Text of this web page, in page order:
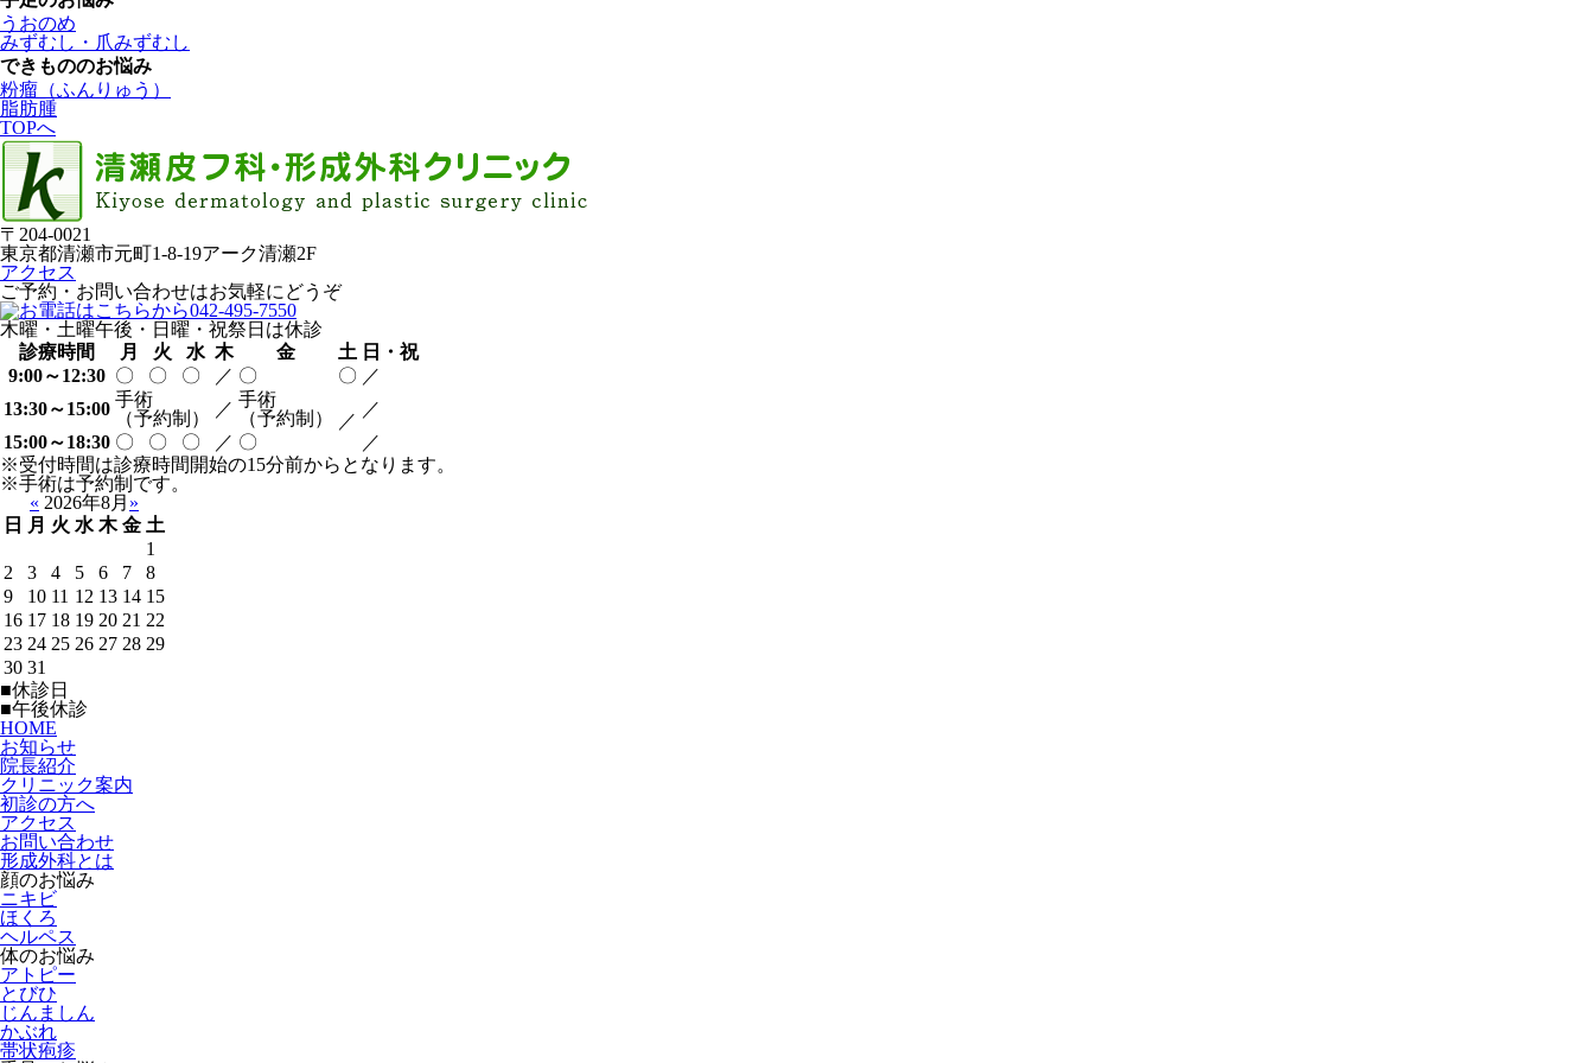
うおのめ
みずむし・爪みずむし
できもののお悩み
粉瘤（ふんりゅう）
脂肪腫
TOPへ
〒204-0021
東京都清瀬市元町1-8-19アーク清瀬2F
アクセス
ご予約・お問い合わせはお気軽にどうぞ
木曜・土曜午後・日曜・祝祭日は休診
診療時間
月 火 水 木 金 土 日・祝
9:00～12:30 〇 〇 〇 ／ 〇 〇 ／
13:30～15:00 手術
（予約制）
／ 手術
（予約制）
／
／
15:00～18:30 〇 〇 〇 ／ 〇
／
※受付時間は診療時間開始の15分前からとなります。
※手術は予約制です。
« 2026年8月 »
日
月 火 水 木 金 土
1
2
3 4 5 6 7
8
9
10 11 12 13 14 15
16 17 18 19 20 21 22
23 24 25 26 27 28 29
30 31
■休診日
■午後休診
HOME
お知らせ
院長紹介
クリニック案内
初診の方へ
アクセス
お問い合わせ
形成外科とは
顔のお悩み
ニキビ
ほくろ
ヘルペス
体のお悩み
アトピー
とびひ
じんましん
かぶれ
帯状疱疹